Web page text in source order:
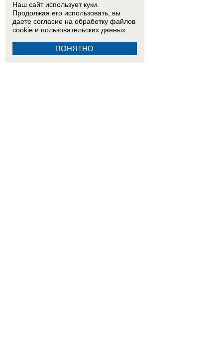
Наш сайт использует куки.
Продолжая его использовать, вы
даете согласие на обработку файлов
cookie и пользовательских данных.
ПОНЯТНО